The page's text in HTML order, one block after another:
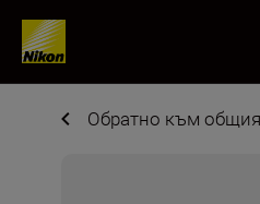
Обратно към